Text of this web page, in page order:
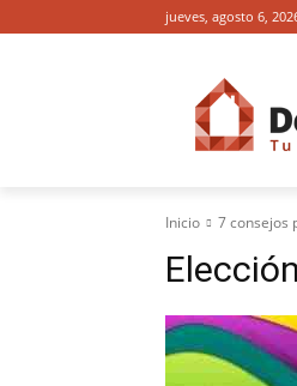
jueves, agosto 6,
Inicio 7 consejos